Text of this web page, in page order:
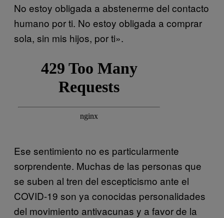
No estoy obligada a abstenerme del contacto
humano por ti. No estoy obligada a comprar
sola, sin mis hijos, por ti».
Ese sentimiento no es particularmente
sorprendente. Muchas de las personas que
se suben al tren del escepticismo ante el
COVID-19 son ya conocidas personalidades
del movimiento antivacunas y a favor de la